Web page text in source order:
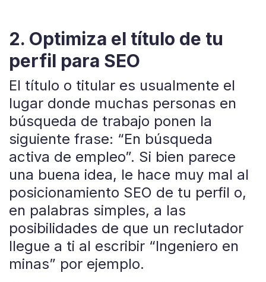
2. Optimiza el título de tu
perfil para SEO
El título o titular es usualmente el
lugar donde muchas personas en
búsqueda de trabajo ponen la
siguiente frase: “En búsqueda
activa de empleo”. Si bien parece
una buena idea, le hace muy mal al
posicionamiento SEO de tu perfil o,
en palabras simples, a las
posibilidades de que un reclutador
llegue a ti al escribir “Ingeniero en
minas” por ejemplo.